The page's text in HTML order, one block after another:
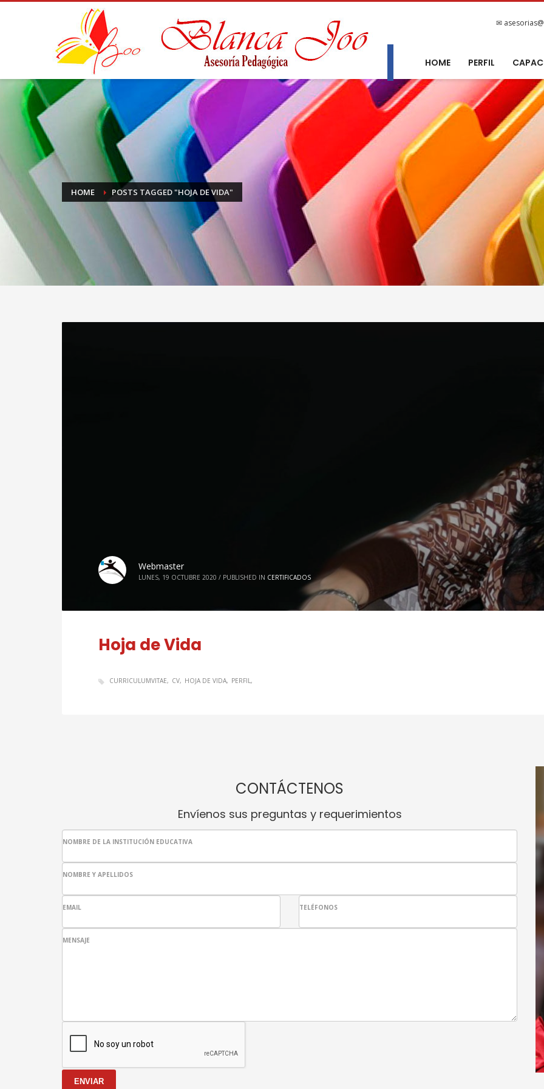
✉
HOME PERFIL
HOME POSTS TAGGED "HOJA DE VIDA"
Webmaster
LUNES, 19 OCTUBRE 2020 / PUBLISHED IN CERTIFICADOS
Hoja de Vida
CURRICULUMVITAE CV HOJA DE VIDA PERFIL
CONTÁCTENOS
Envíenos sus preguntas y requerimientos
NOMBRE DE LA INSTITUCIÓN EDUCATIVA
NOMBRE Y APELLIDOS
EMAIL TELÉFONOS
MENSAJE
ENVIAR